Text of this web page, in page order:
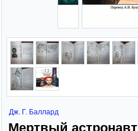
Дж. Г. Баллард
Мертвый астронавт